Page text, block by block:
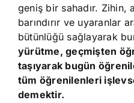
geniş bir sahadır. Zihin,
barındırır ve uyaranlar
bütünlüğü sağlayarak
yürütme, geçmişten
taşıyarak bugün
tüm öğrenilenleri
demektir.